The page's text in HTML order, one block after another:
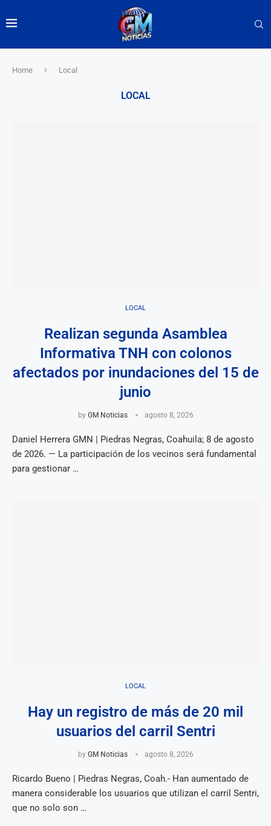
Home Local
LOCAL
LOCAL
Realizan segunda Asamblea
Informativa TNH con colonos
afectados por inundaciones del 15 de
junio
by GM Noticias agosto 8, 2026
Daniel Herrera GMN | Piedras Negras, Coahuila; 8 de agosto
de 2026. — La participación de los vecinos será fundamental
para gestionar …
LOCAL
Hay un registro de más de 20 mil
usuarios del carril Sentri
by GM Noticias agosto 8, 2026
Ricardo Bueno | Piedras Negras, Coah.- Han aumentado de
manera considerable los usuarios que utilizan el carril Sentri,
que no solo son …